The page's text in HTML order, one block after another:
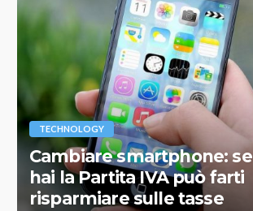
TECHNOLOGY
Cambiare smartphone: se
hai la Partita IVA può farti
risparmiare sulle tasse